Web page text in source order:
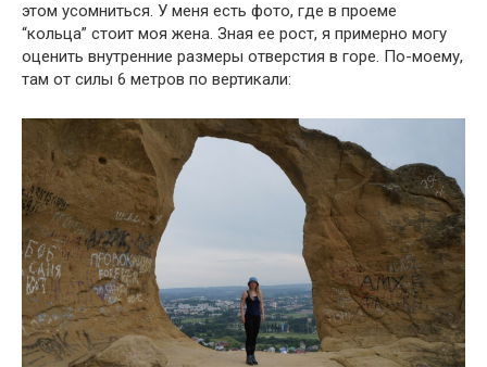
этом усомниться. У меня есть фото, где в проеме
“кольца” стоит моя жена. Зная ее рост, я примерно могу
оценить внутренние размеры отверстия в горе. По-моему,
там от силы 6 метров по вертикали: